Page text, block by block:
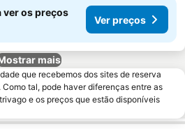
ver os preços
Ver preços
mais
que recebemos dos sites de reserva
tal, pode haver diferenças entre as
e os preços que estão disponíveis